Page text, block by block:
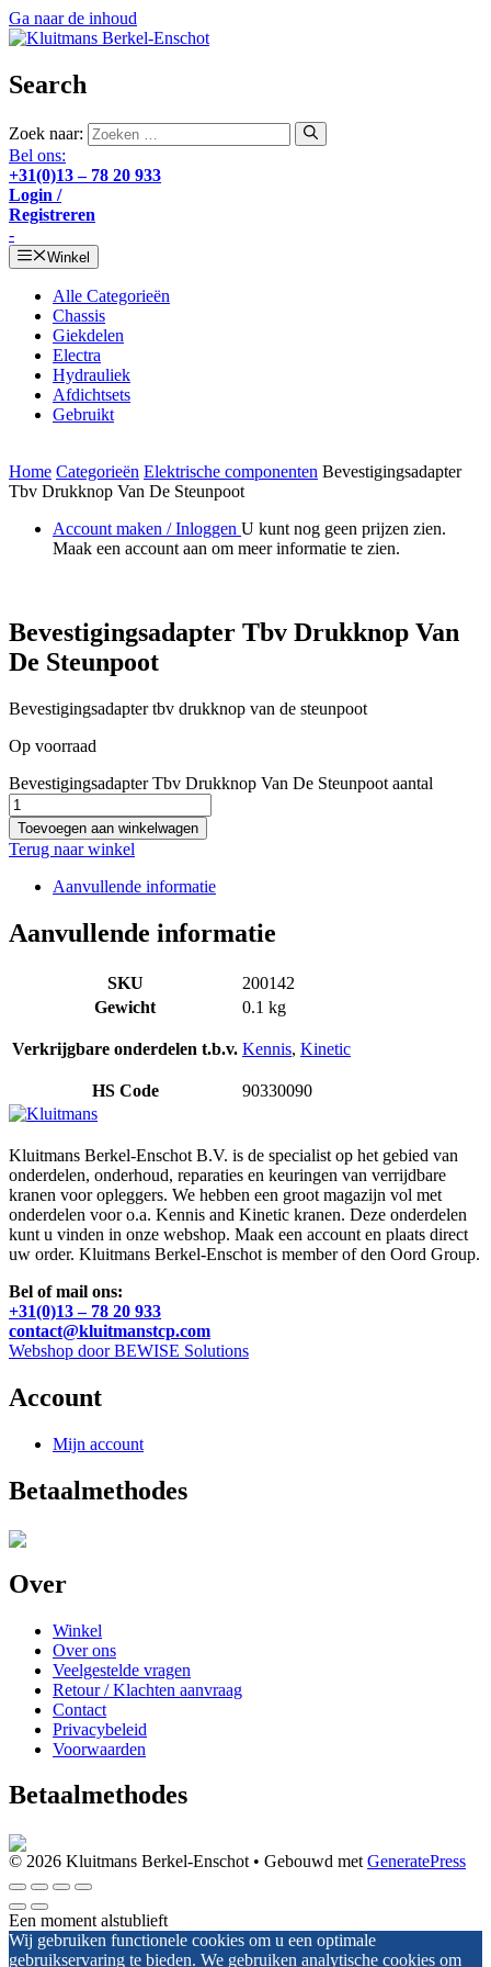
Ga naar de inhoud
Search
Zoek naar:
Bel ons:
+31(0)13 – 78 20 933
Login /
Registreren
-
Winkel
Alle Categorieën
Chassis
Giekdelen
Electra
Hydrauliek
Afdichtsets
Gebruikt
Home Categorieën Elektrische componenten Bevestigingsadapter
Tbv Drukknop Van De Steunpoot
Account maken / Inloggen U kunt nog geen prijzen zien.
Maak een account aan om meer informatie te zien.
Bevestigingsadapter Tbv Drukknop Van
De Steunpoot
Bevestigingsadapter tbv drukknop van de steunpoot
Op voorraad
Bevestigingsadapter Tbv Drukknop Van De Steunpoot aantal
Toevoegen aan winkelwagen
Terug naar winkel
Aanvullende informatie
Aanvullende informatie
SKU
200142
Gewicht
0.1 kg
Verkrijgbare onderdelen t.b.v. Kennis, Kinetic
HS Code 90330090
Kluitmans Berkel-Enschot B.V. is de specialist op het gebied van
onderdelen, onderhoud, reparaties en keuringen van verrijdbare
kranen voor opleggers. We hebben een groot magazijn vol met
onderdelen voor o.a. Kennis and Kinetic kranen. Deze onderdelen
kunt u vinden in onze webshop. Maak een account en plaats direct
uw order. Kluitmans Berkel-Enschot is member of den Oord Group.
Bel of mail ons:
+31(0)13 – 78 20 933
contact@kluitmanstcp.com
Webshop door BEWISE Solutions
Account
Mijn account
Betaalmethodes
Over
Winkel
Over ons
Veelgestelde vragen
Retour / Klachten aanvraag
Contact
Privacybeleid
Voorwaarden
Betaalmethodes
© 2026 Kluitmans Berkel-Enschot • Gebouwd met GeneratePress
Een moment alstublieft
Wij gebruiken functionele cookies om u een optimale
gebruikservaring te bieden. We gebruiken analytische cookies om